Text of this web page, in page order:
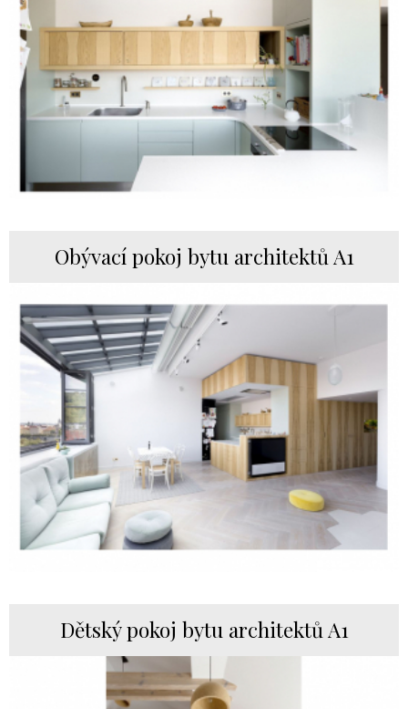
Obývací pokoj bytu architektů A1
Dětský pokoj bytu architektů A1